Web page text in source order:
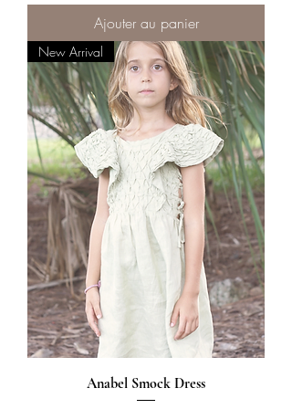
Ajouter au panier
New Arrival
Anabel Smock Dress